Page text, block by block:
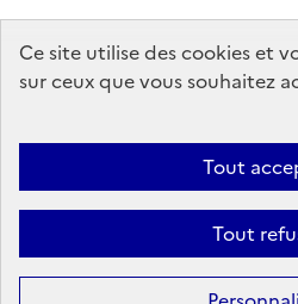
Ce site utilise des cookies et
sur ceux que vous souhaitez
Tout
Tout
Affiner la
recherche
education.gouv.fr
enseignementsup-recherche.gouv.fr
Accessibilité : partiellement conforme
Sauf mention explicite de propriété